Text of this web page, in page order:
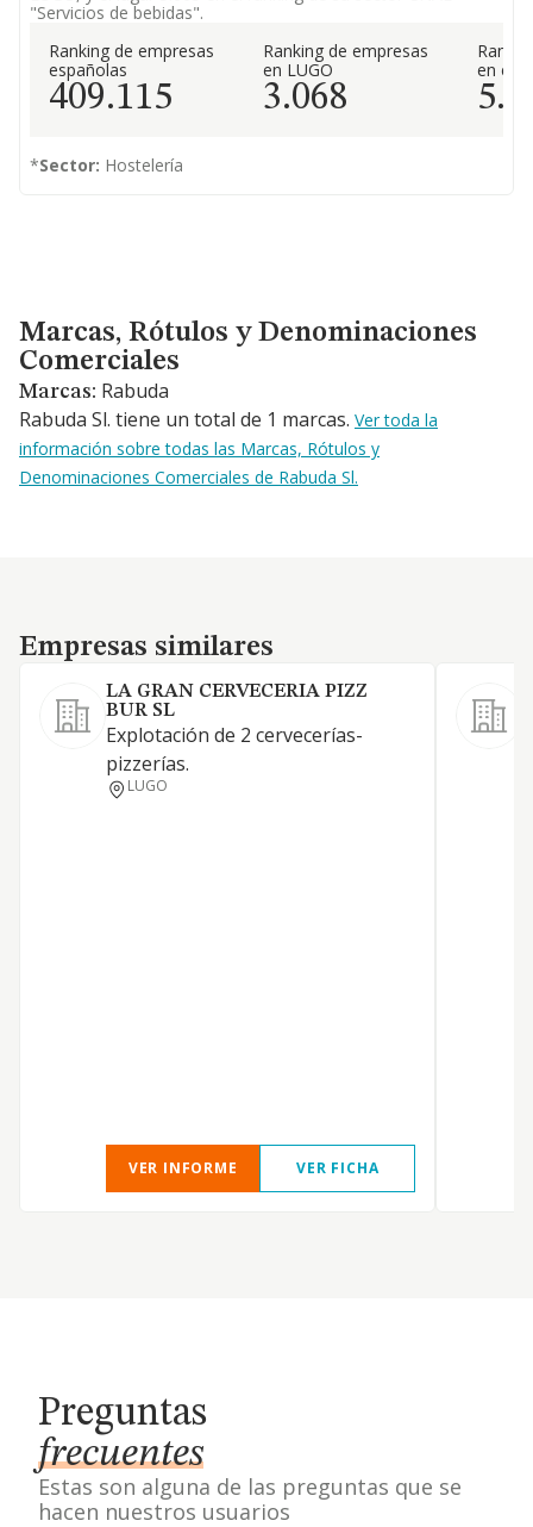
"Servicios de bebidas".
Ranking de empresas
españolas
409.115
Ranking de empresas
en LUGO
3.068
en el
*Sector: Hostelería
Marcas, Rótulos y Denominaciones Comerciales
Marcas, Rótulos y Denominaciones
Comerciales
Marcas: Rabuda
Rabuda Sl. tiene un total de 1 marcas. Ver toda la
información sobre todas las Marcas, Rótulos y
Denominaciones Comerciales de Rabuda Sl.
Empresas similares
Empresas similares
LA GRAN CERVECERIA PIZZ
BUR SL
Explotación de 2 cervecerías-
pizzerías.
LUGO
VER INFORME VER FICHA
Preguntas
frecuentes
Estas son alguna de las preguntas que se
hacen nuestros usuarios